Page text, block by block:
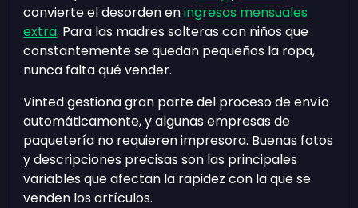
convierte el desorden eningresos mensuales
extra. Para las madres solteras con niños que
constantemente se quedan pequeños la ropa,
nunca falta qué vender.
Vinted gestiona gran parte del proceso de envío
automáticamente, y algunas empresas de
paquetería no requieren impresora. Buenas fotos
y descripciones precisas son las principales
variables que afectan la rapidez con la que se
venden los artículos.